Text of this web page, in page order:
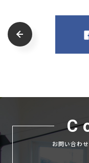
お問い合わ